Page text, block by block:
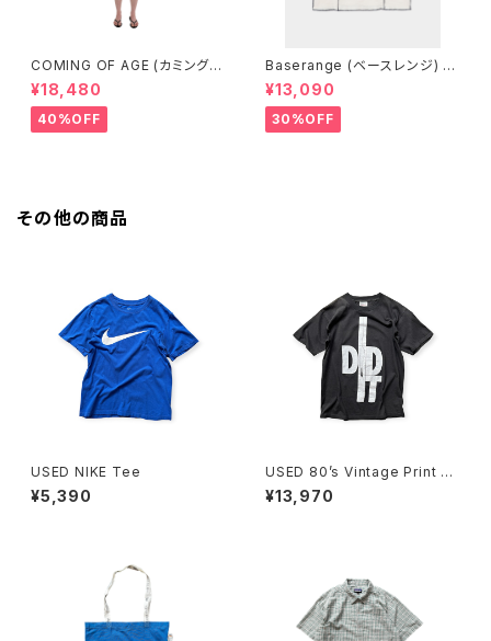
COMING OF AGE (カミングオ
ブエイジ) DRAWSTRING MIN
I SKIRT (GINGHAM LIME/BL
ACK）
¥18,480
40%OFF
Baserange (ベースレンジ) S
HOK SQUARE TOP (Off Wh
ite)
¥13,090
30%OFF
その他の商品
USED NIKE Tee
¥5,390
USED 80’s Vintage Print Te
e
¥13,970